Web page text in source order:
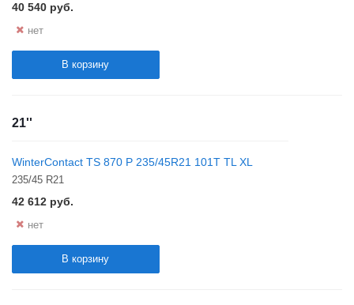
40 540 руб.
нет
В корзину
21''
WinterContact TS 870 P 235/45R21 101T TL XL
235/45 R21
42 612 руб.
нет
В корзину